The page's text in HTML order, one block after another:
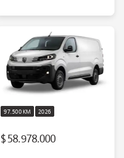
97.500 KM 2026
$ 58.978.000